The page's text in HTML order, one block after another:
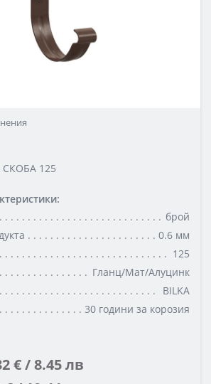
125
брой
0.6 мм
125
Гланц/Мат/Алуцинк
BILKA
30 години за корозия
€ / 8.45 лв